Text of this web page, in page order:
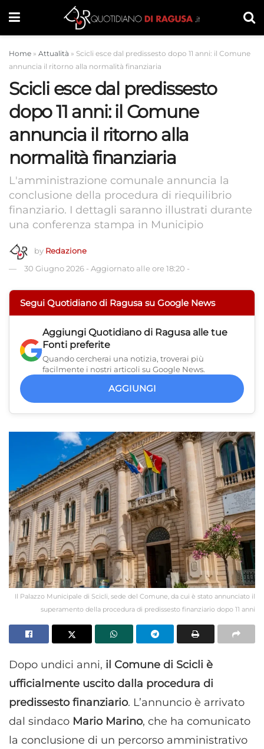
Home » Attualità » Scicli esce dal predissesto dopo 11 anni: il Comune
annuncia il ritorno alla normalità finanziaria
Scicli esce dal predissesto
dopo 11 anni: il Comune
annuncia il ritorno alla
normalità finanziaria
L'amministrazione comunale annuncia la
conclusione della procedura di riequilibrio
finanziario. I dettagli saranno illustrati durante
una conferenza stampa in Municipio
by Redazione
30 Giugno 2026 - Aggiornato alle ore 18:20 -
Segui Quotidiano di Ragusa su Google News
Aggiungi Quotidiano di Ragusa alle tue
Fonti preferite
Quando cercherai una notizia, troverai più
facilmente i nostri articoli su Google News.
AGGIUNGI
Il Palazzo Municipale di Scicli, sede del Comune, da cui è stato annunciato il
superamento della procedura di predissesto finanziario dopo 11 anni
Dopo undici anni, il Comune di Scicli è
ufficialmente uscito dalla procedura di
predissesto finanziario. L’annuncio è arrivato
dal sindaco Mario Marino, che ha comunicato
la conclusione di un percorso amministrativo